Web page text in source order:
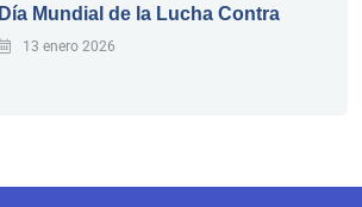
Día Mundial de la Lucha Contra
13 enero 2026